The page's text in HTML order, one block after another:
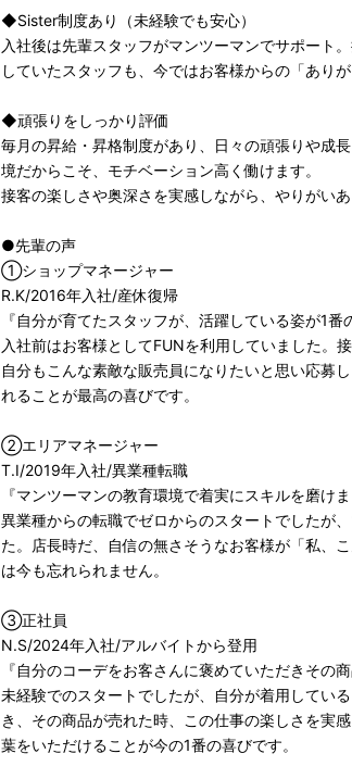
◆Sister制度あり（未経験でも安心）
入社後は先輩スタッフがマンツーマンでサポート
していたスタッフも、今ではお客様からの「あり
◆頑張りをしっかり評価
毎月の昇給・昇格制度があり、日々の頑張りや成
境だからこそ、モチベーション高く働けます。
接客の楽しさや奥深さを実感しながら、やりがい
●先輩の声
①ショップマネージャー
R.K/2016年入社/産休復帰
『自分が育てたスタッフが、活躍している姿が1番
入社前はお客様としてFUNを利用していました。
自分もこんな素敵な販売員になりたいと思い応募
れることが最高の喜びです。
②エリアマネージャー
T.I/2019年入社/異業種転職
『マンツーマンの教育環境で着実にスキルを磨けま
異業種からの転職でゼロからのスタートでしたが
た。店長時だ、自信の無さそうなお客様が「私、
は今も忘れられません。
③正社員
N.S/2024年入社/アルバイトから登用
『自分のコーデをお客さんに褒めていただきその
未経験でのスタートでしたが、自分が着用してい
き、その商品が売れた時、この仕事の楽しさを実
葉をいただけることが今の1番の喜びです。